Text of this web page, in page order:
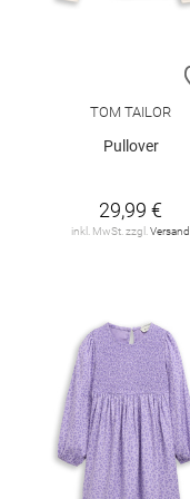
TOM TAILOR
Pullover
29,99 €
inkl. MwSt. zzgl. Versand